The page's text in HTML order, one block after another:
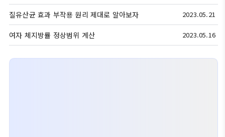
질유산균 효과 부작용 원리 제대로 알아보자 2023.05.21
여자 체지방률 정상범위 계산 2023.05.16